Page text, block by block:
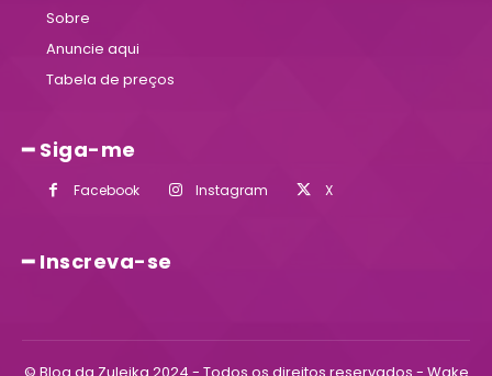
Sobre
Anuncie aqui
Tabela de preços
━ Siga-me
Facebook Instagram X
━ Inscreva-se